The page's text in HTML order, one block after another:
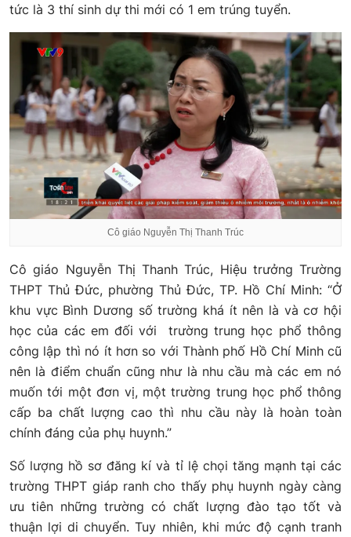
tức là 3 thí sinh dự thi mới có 1 em trúng tuyển.
Cô giáo Nguyễn Thị Thanh Trúc
Cô giáo Nguyễn Thị Thanh Trúc, Hiệu trưởng Trường
THPT Thủ Đức, phường Thủ Đức, TP. Hồ Chí Minh: “Ở
khu vực Bình Dương số trường khá ít nên là và cơ hội
học của các em đối với trường trung học phổ thông
công lập thì nó ít hơn so với Thành phố Hồ Chí Minh cũ
nên là điểm chuẩn cũng như là nhu cầu mà các em nó
muốn tới một đơn vị, một trường trung học phổ thông
cấp ba chất lượng cao thì nhu cầu này là hoàn toàn
chính đáng của phụ huynh.”
Số lượng hồ sơ đăng kí và tỉ lệ chọi tăng mạnh tại các
trường THPT giáp ranh cho thấy phụ huynh ngày càng
ưu tiên những trường có chất lượng đào tạo tốt và
thuận lợi di chuyển. Tuy nhiên, khi mức độ cạnh tranh